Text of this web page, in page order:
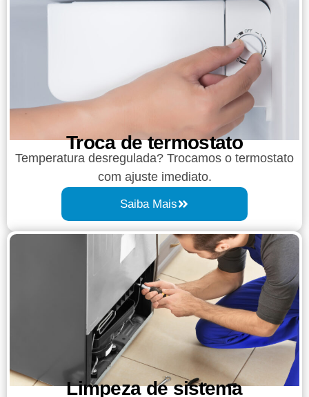
Troca de termostato
Temperatura desregulada? Trocamos o termostato
com ajuste imediato.
Saiba Mais
Limpeza de sistema